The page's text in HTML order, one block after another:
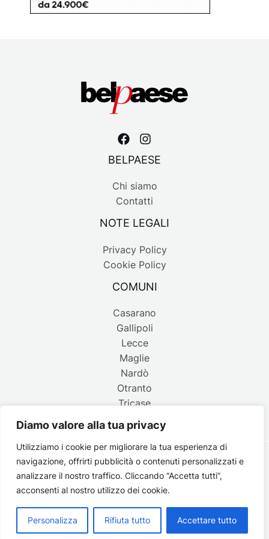
Diamo valore alla tua privacy
Utilizziamo i cookie per migliorare la tua esperienza di
navigazione, offrirti pubblicità o contenuti personalizzati e
analizzare il nostro traffico. Cliccando “Accetta tutti”,
acconsenti al nostro utilizzo dei cookie.
Personalizza Rifiuta tutto Accettare tutto
BELPAESE
Chi siamo
Contatti
NOTE LEGALI
Privacy Policy
Cookie Policy
COMUNI
Casarano
Gallipoli
Lecce
Maglie
Nardò
Otranto
Tricase
Copyright © 2026 Belpaese | Periodico d'informazione del
Salento - P.IVA 4637850753 - Testata registrata il 18 gennaio